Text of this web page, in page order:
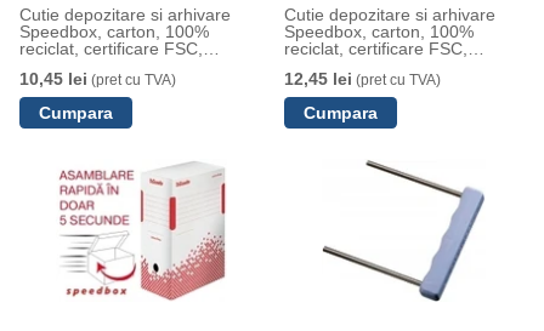
Cutie depozitare si arhivare
Speedbox, carton, 100%
reciclat, certificare FSC,
10,45 lei (pret cu TVA)
Cutie depozitare si arhivare
Speedbox, carton, 100%
reciclat, certificare FSC,
12,45 lei (pret cu TVA)